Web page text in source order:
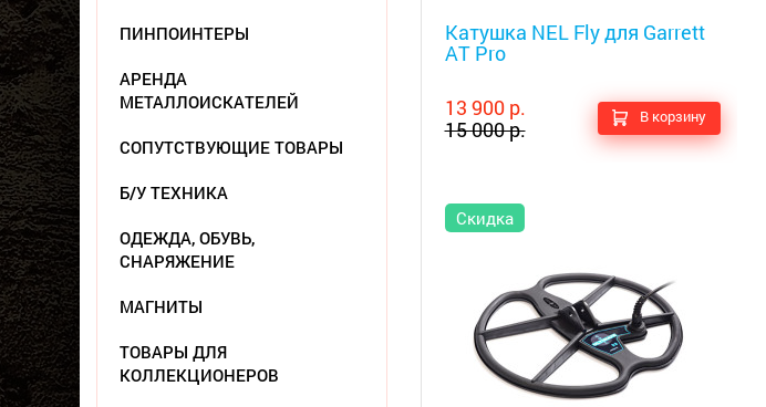
ПИНПОИНТЕРЫ
АРЕНДА
МЕТАЛЛОИСКАТЕЛЕЙ
СОПУТСТВУЮЩИЕ ТОВАРЫ
Б/У ТЕХНИКА
ОДЕЖДА, ОБУВЬ,
СНАРЯЖЕНИЕ
МАГНИТЫ
ТОВАРЫ ДЛЯ
КОЛЛЕКЦИОНЕРОВ
Катушка NEL Fly для Garrett
AT Pro
13 900 р.
15 000 р.
В корзину
Скидка